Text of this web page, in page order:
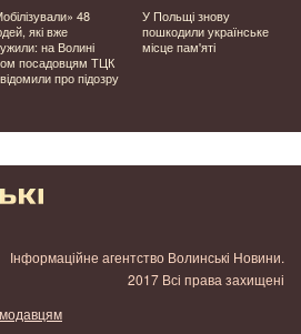
48
які вже
на Волині
посадовцям ТЦК
про підозру
У Польщі знову
пошкодили українське
місце пам'яті
Інформаційне агентство Волинські Новини.
2017 Всі права захищені